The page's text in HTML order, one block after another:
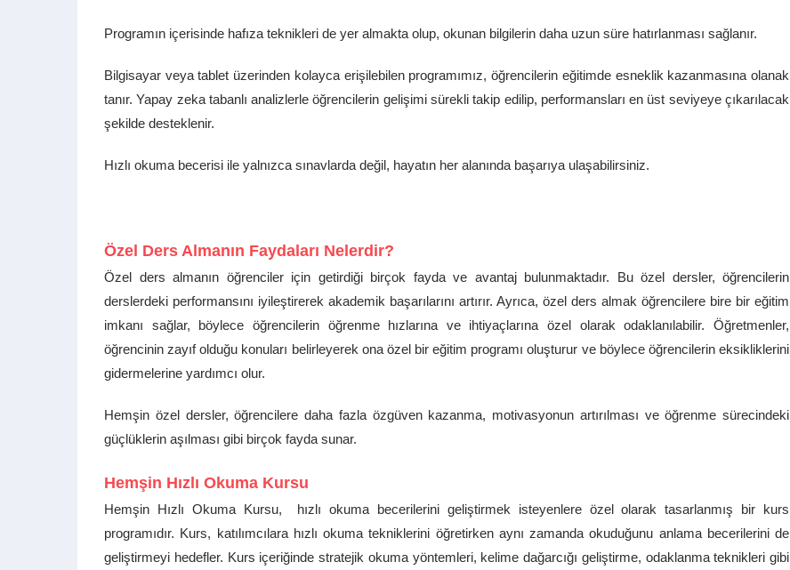
Programın içerisinde hafıza teknikleri de yer almakta olup, okunan bilgilerin daha uzun süre hatırlanması sağlanır.
Bilgisayar veya tablet üzerinden kolayca erişilebilen programımız, öğrencilerin eğitimde esneklik kazanmasına olanak
tanır. Yapay zeka tabanlı analizlerle öğrencilerin gelişimi sürekli takip edilip, performansları en üst seviyeye çıkarılacak
şekilde desteklenir.
Hızlı okuma becerisi ile yalnızca sınavlarda değil, hayatın her alanında başarıya ulaşabilirsiniz.
Özel Ders Almanın Faydaları Nelerdir?
Özel ders almanın öğrenciler için getirdiği birçok fayda ve avantaj bulunmaktadır. Bu özel dersler, öğrencilerin
derslerdeki performansını iyileştirerek akademik başarılarını artırır. Ayrıca, özel ders almak öğrencilere bire bir eğitim
imkanı sağlar, böylece öğrencilerin öğrenme hızlarına ve ihtiyaçlarına özel olarak odaklanılabilir. Öğretmenler,
öğrencinin zayıf olduğu konuları belirleyerek ona özel bir eğitim programı oluşturur ve böylece öğrencilerin eksikliklerini
gidermelerine yardımcı olur.
Hemşin özel dersler, öğrencilere daha fazla özgüven kazanma, motivasyonun artırılması ve öğrenme sürecindeki
güçlüklerin aşılması gibi birçok fayda sunar.
Hemşin Hızlı Okuma Kursu
Hemşin Hızlı Okuma Kursu, hızlı okuma becerilerini geliştirmek isteyenlere özel olarak tasarlanmış bir kurs
programıdır. Kurs, katılımcılara hızlı okuma tekniklerini öğretirken aynı zamanda okuduğunu anlama becerilerini de
geliştirmeyi hedefler. Kurs içeriğinde stratejik okuma yöntemleri, kelime dağarcığı geliştirme, odaklanma teknikleri gibi